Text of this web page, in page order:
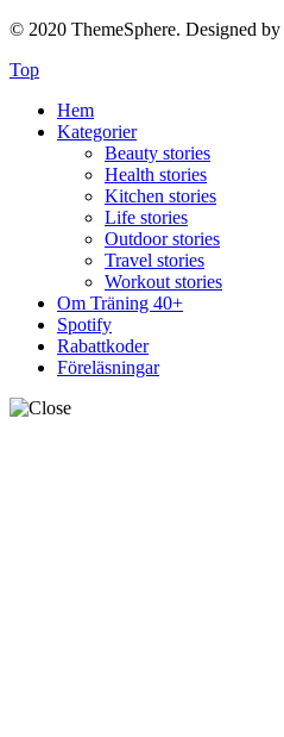
© 2020 ThemeSphere. Designed by
Top
Hem
Kategorier
Beauty stories
Health stories
Kitchen stories
Life stories
Outdoor stories
Travel stories
Workout stories
Om Träning 40+
Spotify
Rabattkoder
Föreläsningar